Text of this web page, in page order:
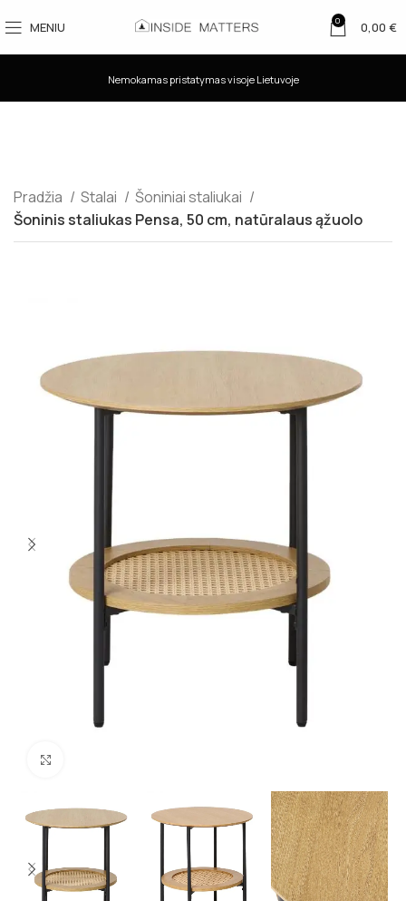
MENIU 0 0,00 €
Nemokamas pristatymas visoje Lietuvoje
Pradžia Stalai
Šoniniai staliukai
Šoninis staliukas Pensa, 50 cm, natūralaus ąžuolo